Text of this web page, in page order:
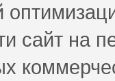
сайт на